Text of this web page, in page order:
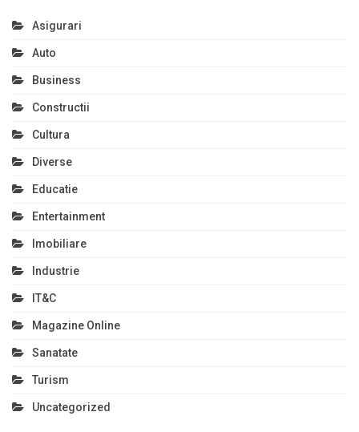
Asigurari
Auto
Business
Constructii
Cultura
Diverse
Educatie
Entertainment
Imobiliare
Industrie
IT&C
Magazine Online
Sanatate
Turism
Uncategorized